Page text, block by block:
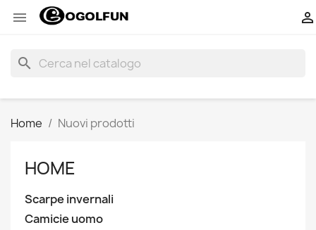
 
search
Home Nuovi prodotti
HOME
Scarpe invernali
Camicie uomo